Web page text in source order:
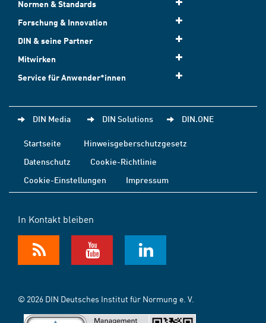
Normen & Standards
Forschung & Innovation
DIN & seine Partner
Mitwirken
Service für Anwender*innen
DIN Media DIN Solutions DIN.ONE
Startseite
Hinweisgeberschutzgesetz
Datenschutz
Cookie-Richtlinie
Cookie-Einstellungen
Impressum
In Kontakt bleiben
© 2026 DIN Deutsches Institut für Normung e. V.